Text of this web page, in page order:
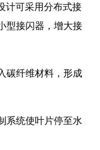
计可采用分布式接
型接闪器，增大接
碳纤维材料，形成
系统使叶片停至水